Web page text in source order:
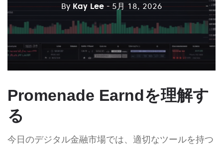
By Kay Lee - 5月 18, 2026
Promenade Earndを理解す
る
今日のデジタル金融市場では、適切なツールを持つ